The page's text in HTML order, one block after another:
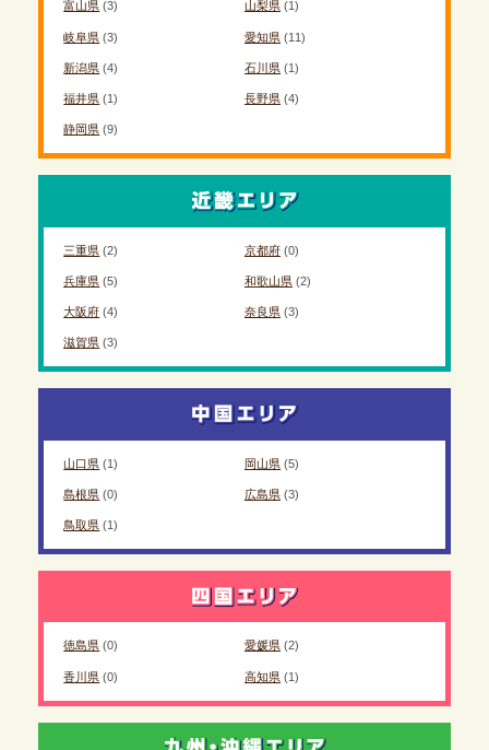
富山県 (3) 山梨県(1)
岐阜県 (3) 愛知県(11)
新潟県 (4) 石川県(1)
福井県 (1) 長野県(4)
静岡県 (9)
三重県 (2) 京都府(0)
兵庫県 (5) 和歌山県(2)
大阪府 (4) 奈良県(3)
滋賀県 (3)
山口県 (1) 岡山県(5)
島根県 (0) 広島県(3)
鳥取県 (1)
徳島県 (0) 愛媛県(2)
香川県 (0) 高知県(1)